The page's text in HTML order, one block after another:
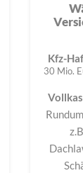
Kfz-
30 Mio.